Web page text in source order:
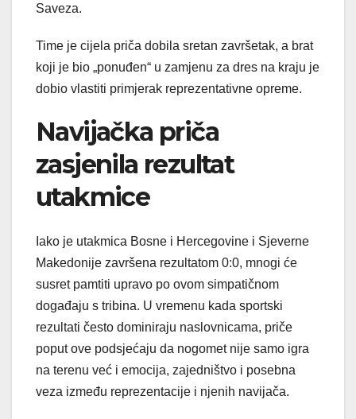
Saveza.
Time je cijela priča dobila sretan završetak, a brat
koji je bio „ponuđen“ u zamjenu za dres na kraju je
dobio vlastiti primjerak reprezentativne opreme.
Navijačka priča
zasjenila rezultat
utakmice
Iako je utakmica Bosne i Hercegovine i Sjeverne
Makedonije završena rezultatom 0:0, mnogi će
susret pamtiti upravo po ovom simpatičnom
događaju s tribina. U vremenu kada sportski
rezultati često dominiraju naslovnicama, priče
poput ove podsjećaju da nogomet nije samo igra
na terenu već i emocija, zajedništvo i posebna
veza između reprezentacije i njenih navijača.